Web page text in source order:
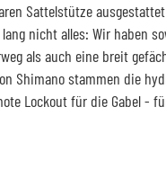
Sattelstütze
nicht alles: Wir haben
als auch eine breit
Shimano stammen die
Lockout für die Gabel -